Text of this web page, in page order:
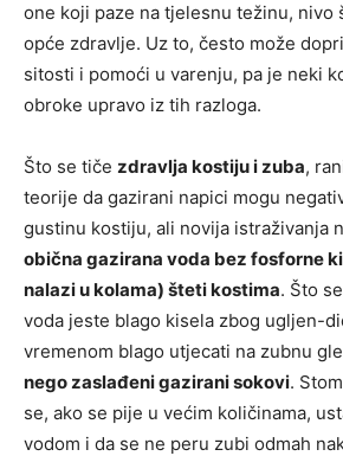
one koji paze na tjelesnu težinu, nivo
opće zdravlje. Uz to, često može
sitosti i pomoći u varenju, pa je neki
obroke upravo iz tih razloga.
Što se tiče zdravlja kostiju i zuba,
teorije da gazirani napici mogu
gustinu kostiju, ali novija istraživanja
obična gazirana voda bez fosforne
nalazi u kolama) šteti kostima. Što
voda jeste blago kisela zbog ugljen-
vremenom blago utjecati na zubnu
nego zaslađeni gazirani sokovi.
se, ako se pije u većim količinama,
vodom i da se ne peru zubi odmah